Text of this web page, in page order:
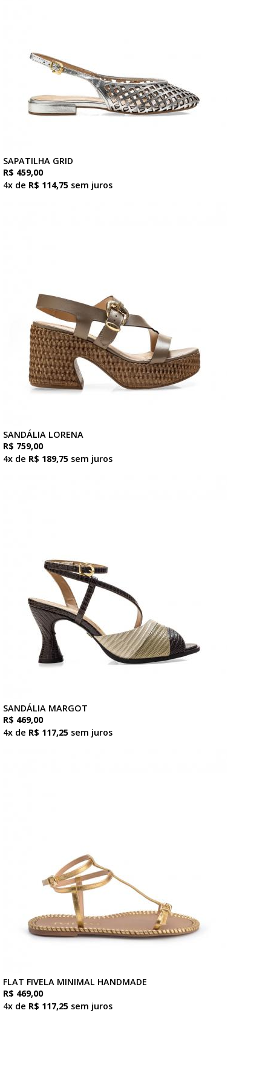
SAPATILHA GRID
R$ 459,00
4x de R$ 114,75 sem juros
SANDÁLIA LORENA
R$ 759,00
4x de R$ 189,75 sem juros
SANDÁLIA MARGOT
R$ 469,00
4x de R$ 117,25 sem juros
FLAT FIVELA MINIMAL HANDMADE
R$ 469,00
4x de R$ 117,25 sem juros